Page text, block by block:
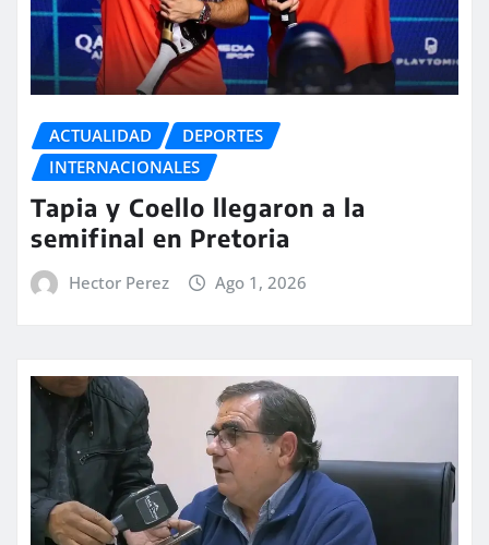
ACTUALIDAD
DEPORTES
INTERNACIONALES
Tapia y Coello llegaron a la
semifinal en Pretoria
Hector Perez Ago 1, 2026